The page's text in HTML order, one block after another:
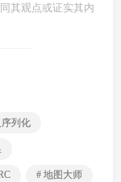
其观点或证实其内
序列化
# 地图大师